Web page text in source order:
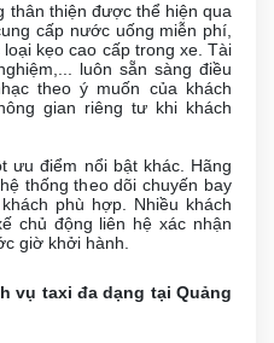
thân thiện được thể hiện qua
cấp nước uống miễn phí,
kẹo cao cấp trong xe. Tài
luôn sẵn sàng điều
theo ý muốn của khách
gian riêng tư khi khách
ưu điểm nổi bật khác. Hãng
thống theo dõi chuyến bay
phù hợp. Nhiều khách
chủ động liên hệ xác nhận
giờ khởi hành.
vụ taxi đa dạng tại Quảng